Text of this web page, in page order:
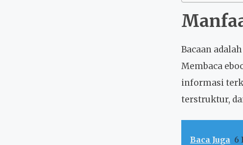
Bacaan
Membaca
informasi
terstruktur,
Baca Juga 6